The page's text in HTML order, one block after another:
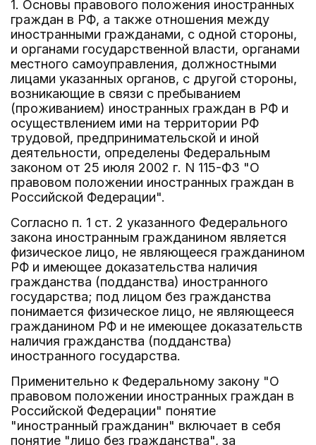
1. Основы правового положения иностранных
граждан в РФ, а также отношения между
иностранными гражданами, с одной стороны,
и органами государственной власти, органами
местного самоуправления, должностными
лицами указанных органов, с другой стороны,
возникающие в связи с пребыванием
(проживанием) иностранных граждан в РФ и
осуществлением ими на территории РФ
трудовой, предпринимательской и иной
деятельности, определены Федеральным
законом от 25 июля 2002 г. N 115-ФЗ "О
правовом положении иностранных граждан в
Российской Федерации".
Согласно п. 1 ст. 2 указанного Федерального
закона иностранным гражданином является
физическое лицо, не являющееся гражданином
РФ и имеющее доказательства наличия
гражданства (подданства) иностранного
государства; под лицом без гражданства
понимается физическое лицо, не являющееся
гражданином РФ и не имеющее доказательств
наличия гражданства (подданства)
иностранного государства.
Применительно к Федеральному закону "О
правовом положении иностранных граждан в
Российской Федерации" понятие
"иностранный гражданин" включает в себя
понятие "лицо без гражданства", за